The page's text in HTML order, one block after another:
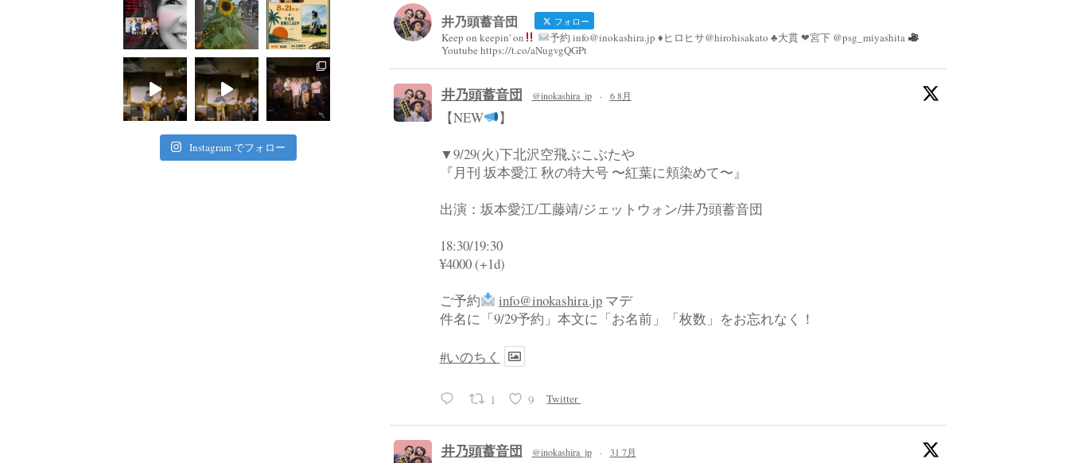
Instagram でフォロー
井乃頭蓄音団 フォロー
Keep on keepin' on
予約 info@inokashira.jp ♦︎ヒロヒサ@hirohisakato ♣︎大貫 ❤︎宮下 @psg_miyashita
Youtube https://t.co/aNugvgQGPt
井乃頭蓄音団 @inokashira_jp · 6 8月
【NEW
】
▼9/29(火)下北沢空飛ぶこぶたや
『月刊 坂本愛江 秋の特大号 〜紅葉に頬染めて〜』
出演：坂本愛江/工藤靖/ジェットウォン/井乃頭蓄音団
18:30/19:30
¥4000 (+1d)
ご予約
info@inokashira.jpマデ
件名に「9/29予約」本文に「お名前」「枚数」をお忘れなく！
#いのちく
1 9 Twitter
井乃頭蓄音団 @inokashira_jp · 31 7月